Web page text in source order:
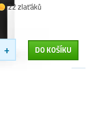
22 zlaťáků
+ DO KOŠÍKU